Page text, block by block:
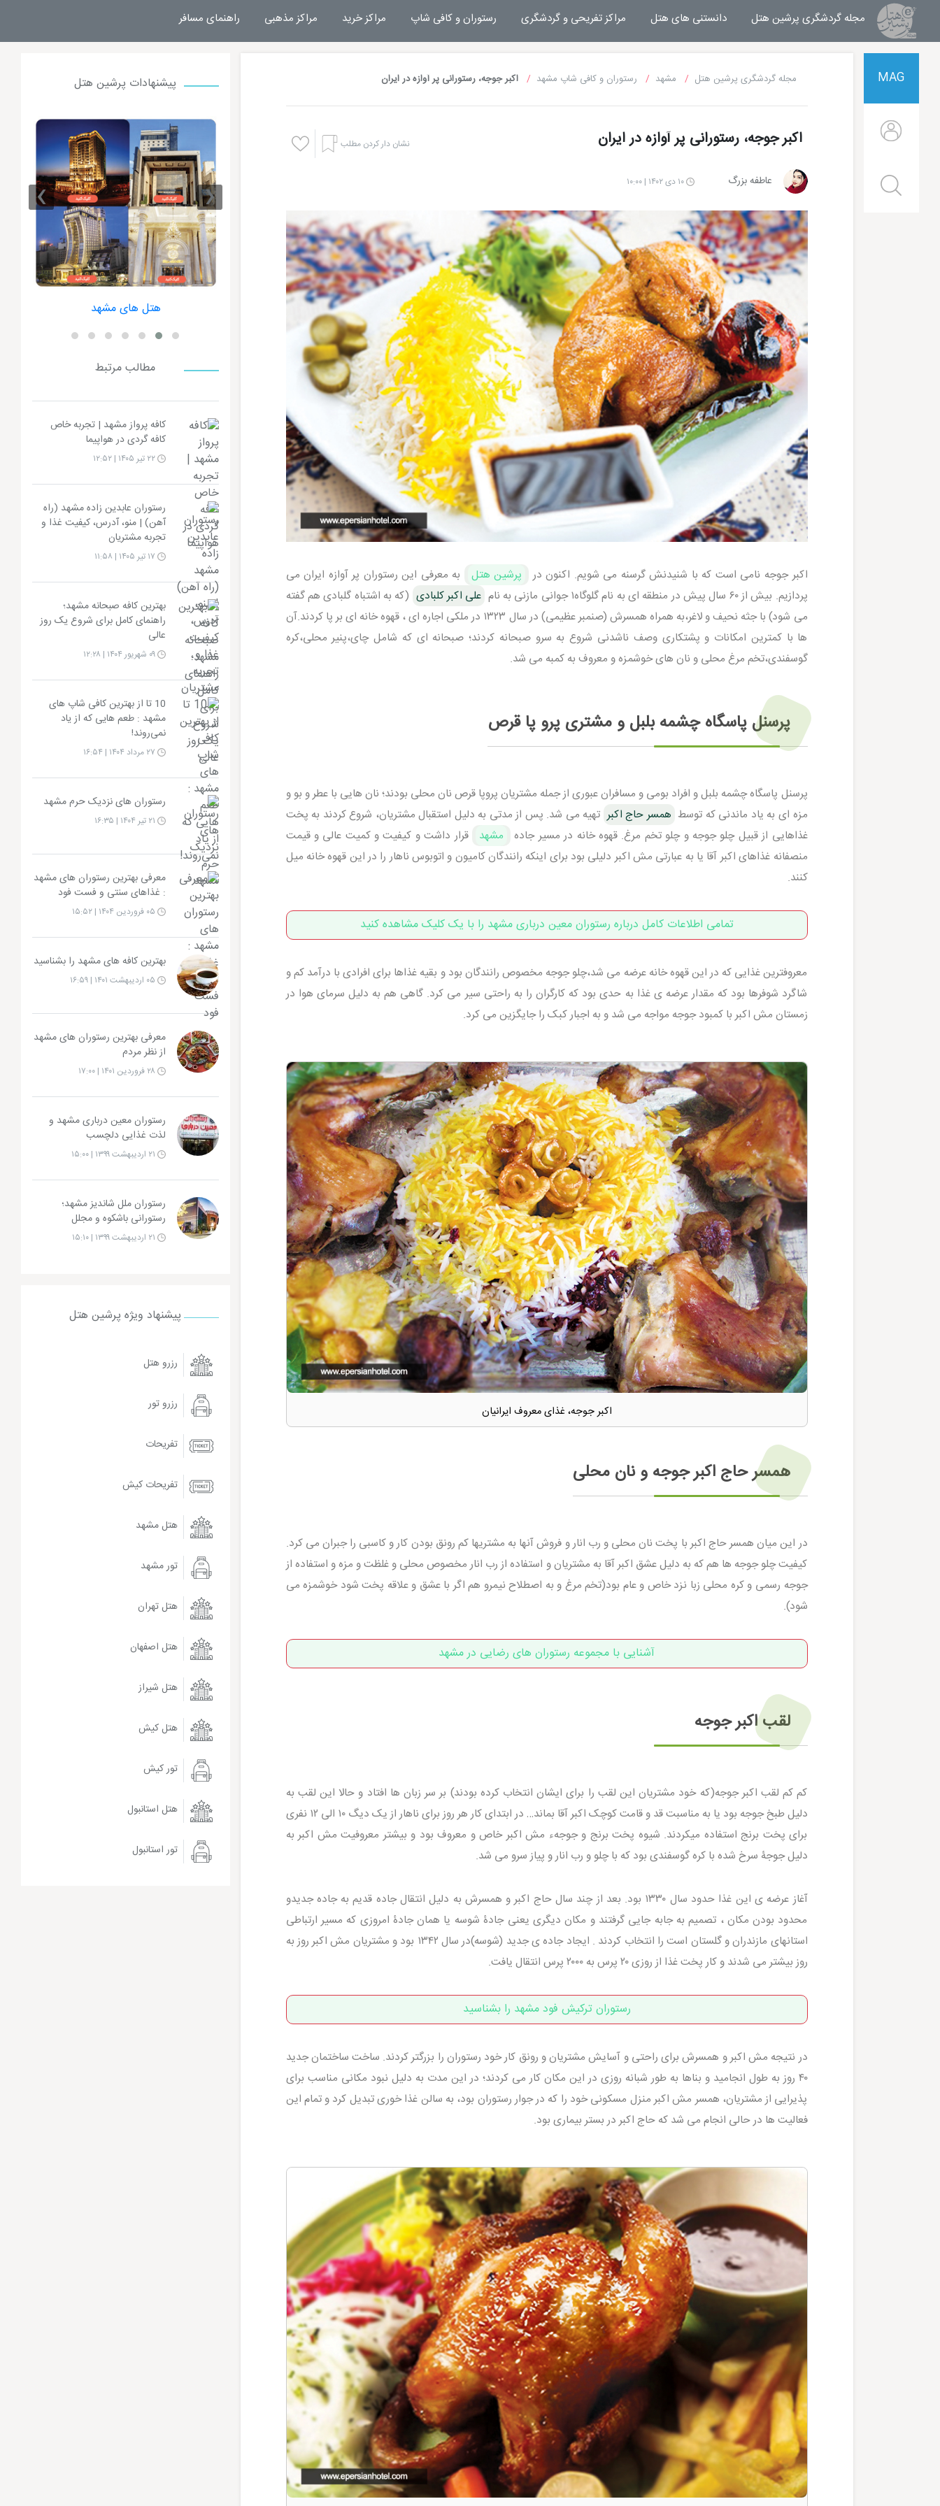
مجله گردشگری پرشین هتل مجله خبری پرشین هتل
دانستنی های هتل مراکز تفریحی و گردشگری رستوران و کافی شاپ مراکز خرید مراکز مذهبی راهنمای مسافر
MAG مجله گردشگری پرشین هتل مشهد رستوران و کافی شاپ مشهد اکبر جوجه، رستورانی پر آوازه در ایران
اکبر جوجه، رستورانی پر آوازه در ایران نشان دار کردن مطلب
عاطفه بزرگ ۱۰ دی ۱۴۰۲ | ۱۰:۰۰
اکبر جوجه نامی است که با شنیدنش گرسنه می شویم. اکنون در پرشین هتل
به معرفی این رستوران پر آوازه ایران می
پردازیم. بیش از ۶۰ سال پیش در منطقه ای به نام گلوگاه۱ جوانی مازنی به نام
علی اکبر کلبادی (که به اشتباه گلبادی هم گفته
می شود) با جثه نحیف و لاغر،به همراه همسرش (صنمبر عظیمی) در سال ۱۳۲۳ در ملکی اجاره ای ، قهوه خانه ای بر پا کردند.آن
ها با کمترین امکانات و پشتکاری وصف ناشدنی شروع به سرو صبحانه کردند؛ صبحانه ای که شامل چای،پنیر محلی،کره
گوسفندی،تخم مرغ محلی و نان های خوشمزه و معروف به کمبه می شد.
پرسنل پاسگاه چشمه بلبل و مشتری پرو پا قرص
پرسنل پاسگاه چشمه بلبل و افراد بومی و مسافران عبوری از جمله مشتریان پروپا قرص نان محلی بودند؛ نان هایی با عطر و بو و
مزه ای به یاد ماندنی که توسط همسر حاج اکبر تهیه می شد. پس از مدتی به دلیل استقبال مشتریان، شروع کردند به پخت
غذاهایی از قبیل چلو جوجه و چلو تخم مرغ. قهوه خانه در مسیر جاده
مشهد
قرار داشت و کیفیت و کمیت عالی و قیمت
منصفانه غذاهای اکبر آقا یا به عبارتی مش اکبر دلیلی بود برای اینکه رانندگان کامیون و اتوبوس ناهار را در این قهوه خانه میل
کنند.
تمامی اطلاعات کامل درباره رستوران معین درباری مشهد را با یک کلیک مشاهده کنید
معروفترین غذایی که در این قهوه خانه عرضه می شد،چلو جوجه مخصوص رانندگان بود و بقیه غذاها برای افرادی با درآمد کم و
شاگرد شوفرها بود که مقدار عرضه ی غذا به حدی بود که کارگران را به راحتی سیر می کرد. گاهی هم به دلیل سرمای هوا در
زمستان مش اکبر با کمبود جوجه مواجه می شد و به اجبار کبک را جایگزین می کرد.
اکبر جوجه، غذای معروف ایرانیان
همسر حاج اکبر جوجه و نان محلی
در این میان همسر حاج اکبر با پخت نان محلی و رب انار و فروش آنها به مشتریها کم رونق بودن کار و کاسبی را جبران می کرد.
کیفیت چلو جوجه ها هم که به دلیل عشق اکبر آقا به مشتریان و استفاده از رب انار مخصوص محلی و غلظت و مزه و استفاده از
جوجه رسمی و کره محلی زبا نزد خاص و عام بود(تخم مرغ و به اصطلاح نیمرو هم اگر با عشق و علاقه پخت شود خوشمزه می
شود).
آشنایی با مجموعه رستوران های رضایی در مشهد
لقب اکبر جوجه
کم کم لقب اکبر جوجه(که خود مشتریان این لقب را برای ایشان انتخاب کرده بودند) بر سر زبان ها افتاد و حالا این لقب به
دلیل طبخ جوجه بود یا به مناسبت قد و قامت کوچک اکبر آقا بماند… در ابتدای کار هر روز برای ناهار از یک دیگ ۱۰ الی ۱۲ نفری
برای پخت برنج استفاده میکردند. شیوه پخت برنج و جوجهء مش اکبر خاص و معروف بود و بیشتر معروفیت مش اکبر به
دلیل جوجۀ سرخ شده با کره گوسفندی بود که با چلو و رب انار و پیاز سرو می شد.
آغاز عرضه ی این غذا حدود سال ۱۳۳۰ بود. بعد از چند سال حاج اکبر و همسرش به دلیل انتقال جاده قدیم به جاده جدیدو
محدود بودن مکان ، تصمیم به جابه جایی گرفتند و مکان دیگری یعنی جادۀ شوسه یا همان جادۀ امروزی که مسیر ارتباطی
استانهای مازندران و گلستان است را انتخاب کردند . ایجاد جاده ی جدید (شوسه)در سال ۱۳۴۲ بود و مشتریان مش اکبر روز به
روز بیشتر می شدند و کار پخت غذا از روزی ۲۰ پرس به ۲۰۰۰ پرس انتقال یافت.
رستوران ترکیش فود مشهد را بشناسید
در نتیجه مش اکبر و همسرش برای راحتی و آسایش مشتریان و رونق کار خود رستوران را بزرگتر کردند. ساخت ساختمان جدید
۴۰ روز به طول انجامید و بناها به طور شبانه روزی در این مکان کار می کردند؛ در این مدت به دلیل نبود مکانی مناسب برای
پذیرایی از مشتریان، همسر مش اکبر منزل مسکونی خود را که در جوار رستوران بود، به سالن غذا خوری تبدیل کرد و تمام این
فعالیت ها در حالی انجام می شد که حاج اکبر در بستر بیماری بود.
پیشنهادات پرشین هتل
هتل الماس 2 مشهد هتل بشری مشهد تفریحات مشهد هتل های مشهد
‹
›
مطالب مرتبط
کافه پرواز مشهد | تجربه خاص
کافه گردی در هواپیما
۲۲ تیر ۱۴۰۵ | ۱۲:۵۲
رستوران عابدین زاده مشهد (راه
آهن) | منو، آدرس، کیفیت غذا و
تجربه مشتریان
بهترین کافه صبحانه مشهد؛
راهنمای کامل برای شروع یک روز
عالی
۰۹ شهریور ۱۴۰۴ | ۱۲:۲۸
10 تا از بهترین کافی شاپ های
مشهد : طعم هایی که از یاد
نمی‌روند!
رستوران های نزدیک حرم مشهد
معرفی بهترین رستوران های مشهد
: غذاهای سنتی و فست‌ فود
بهترین کافه های مشهد را بشناسید
معرفی بهترین رستوران های مشهد
از نظر مردم
رستوران معین درباری مشهد و
لذت غذایی دلچسب
رستوران ملل شاندیز مشهد؛
رستورانی باشکوه و مجلل
پیشنهاد ویژه پرشین هتل
رزرو هتل
رزرو تور
تفریحات
تفریحات کیش
هتل مشهد
تور مشهد
هتل تهران
هتل اصفهان
هتل شیراز
هتل کیش
تور کیش
هتل استانبول
تور استانبول